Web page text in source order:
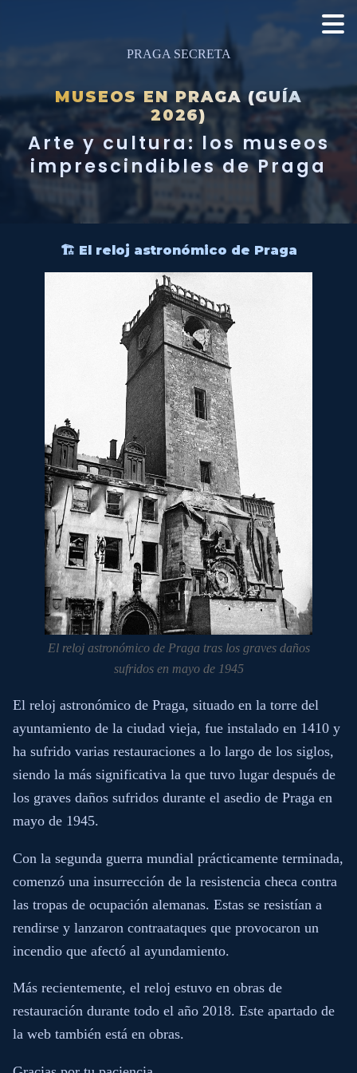
PRAGA SECRETA
MUSEOS EN PRAGA (GUÍA
2026)
Arte y cultura: los museos
imprescindibles de Praga
🏗️ El reloj astronómico de Praga
El reloj astronómico de Praga tras los graves daños
sufridos en mayo de 1945
El reloj astronómico de Praga, situado en la torre del
ayuntamiento de la ciudad vieja, fue instalado en 1410 y
ha sufrido varias restauraciones a lo largo de los siglos,
siendo la más significativa la que tuvo lugar después de
los graves daños sufridos durante el asedio de Praga en
mayo de 1945.
Con la segunda guerra mundial prácticamente terminada,
comenzó una insurrección de la resistencia checa contra
las tropas de ocupación alemanas. Estas se resistían a
rendirse y lanzaron contraataques que provocaron un
incendio que afectó al ayundamiento.
Más recientemente, el reloj estuvo en obras de
restauración durante todo el año 2018. Este apartado de
la web también está en obras.